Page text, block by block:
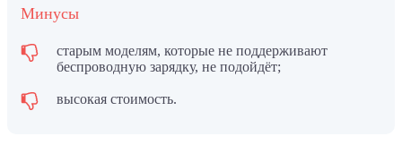
Минусы
старым моделям, которые не поддерживают
беспроводную зарядку, не подойдёт;
высокая стоимость.